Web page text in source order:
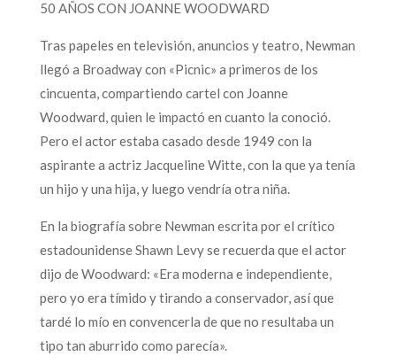
50 AÑOS CON JOANNE WOODWARD
Tras papeles en televisión, anuncios y teatro, Newman
llegó a Broadway con «Picnic» a primeros de los
cincuenta, compartiendo cartel con Joanne
Woodward, quien le impactó en cuanto la conoció.
Pero el actor estaba casado desde 1949 con la
aspirante a actriz Jacqueline Witte, con la que ya tenía
un hijo y una hija, y luego vendría otra niña.
En la biografía sobre Newman escrita por el crítico
estadounidense Shawn Levy se recuerda que el actor
dijo de Woodward: «Era moderna e independiente,
pero yo era tímido y tirando a conservador, así que
tardé lo mío en convencerla de que no resultaba un
tipo tan aburrido como parecía».